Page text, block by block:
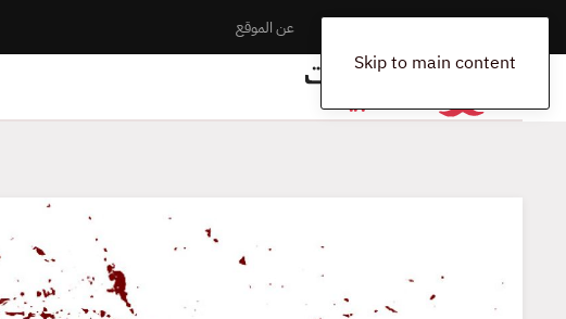
Skip to main content
اتصل بنا عن الموقع